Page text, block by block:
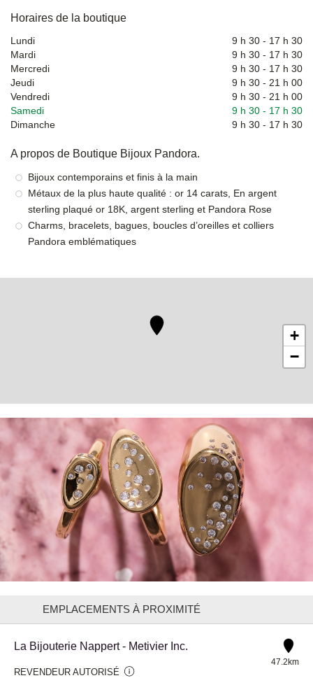
Horaires de la boutique
Lundi 9 h 30 - 17 h 30
Mardi
9 h 30 - 17 h 30
Mercredi
9 h 30 - 17 h 30
Jeudi
9 h 30 - 21 h 00
Vendredi
9 h 30 - 21 h 00
Samedi
9 h 30 - 17 h 30
Dimanche
9 h 30 - 17 h 30
A propos de Boutique Bijoux Pandora.
Bijoux contemporains et finis à la main
Métaux de la plus haute qualité : or 14 carats, En argent
sterling plaqué or 18K, argent sterling et Pandora Rose
Charms, bracelets, bagues, boucles d’oreilles et colliers
Pandora emblématiques
+
−
EMPLACEMENTS À PROXIMITÉ
La Bijouterie Nappert - Metivier Inc.
REVENDEUR AUTORISÉ
47.2km